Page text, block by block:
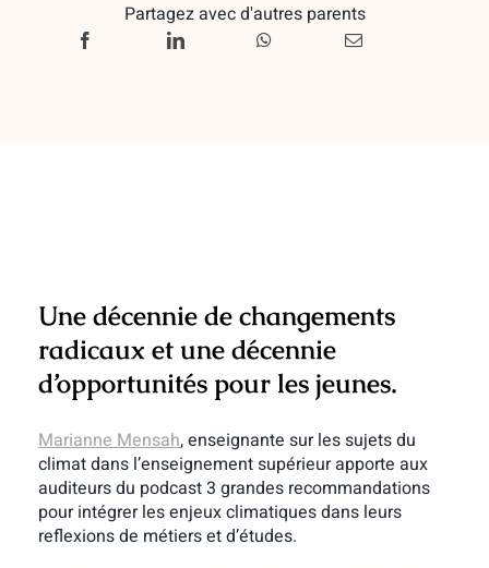
Partagez avec d'autres parents
Une décennie de changements
radicaux et une décennie
d’opportunités pour les jeunes.
Marianne Mensah, enseignante sur les sujets du
climat dans l’enseignement supérieur apporte aux
auditeurs du podcast 3 grandes recommandations
pour intégrer les enjeux climatiques dans leurs
reflexions de métiers et d’études.